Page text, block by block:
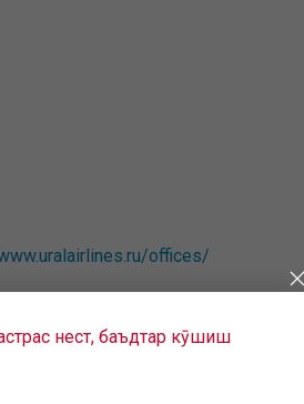
offices/
нест, баъдтар кӯшиш